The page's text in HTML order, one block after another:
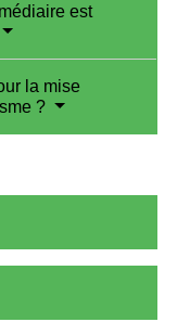
est
la mise
?